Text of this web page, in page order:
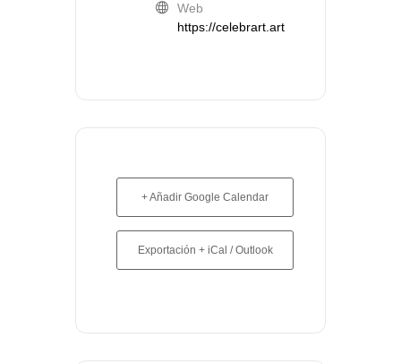
Web
https://celebrart.art
+ Añadir Google Calendar
Exportación + iCal / Outlook